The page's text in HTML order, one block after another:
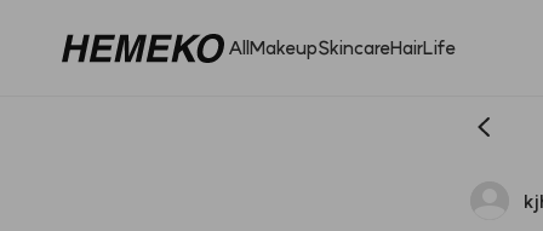
AllMakeupSkincareHairLife